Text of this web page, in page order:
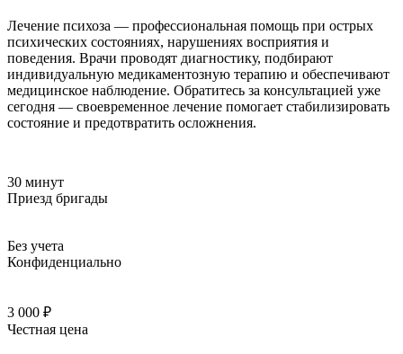
Лечение психоза — профессиональная помощь при острых
психических состояниях, нарушениях восприятия и
поведения. Врачи проводят диагностику, подбирают
индивидуальную медикаментозную терапию и обеспечивают
медицинское наблюдение. Обратитесь за консультацией уже
сегодня — своевременное лечение помогает стабилизировать
состояние и предотвратить осложнения.
30 минут
Приезд бригады
Без учета
Конфиденциально
3 000 ₽
Честная цена